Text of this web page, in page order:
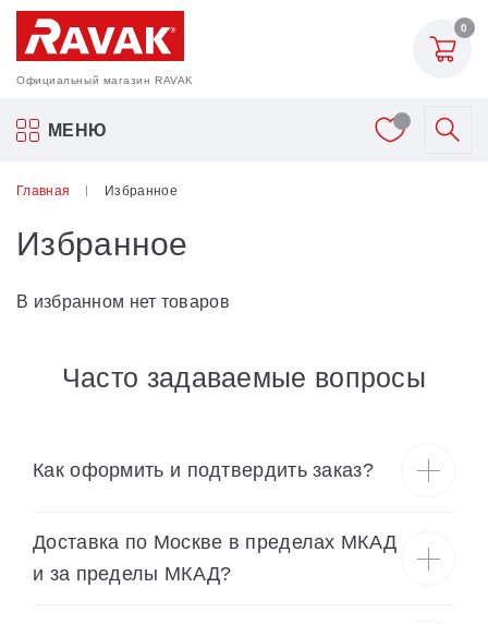
Официальный магазин RAVAK
0
МЕНЮ
Акриловые ванны Ravak
Шторки для ванн
Мебель для ванной
Душевые двери
Поддоны для душа
Главная Избранное
Избранное
В избранном нет товаров
Часто задаваемые вопросы
Как оформить и подтвердить заказ?
Доставка по Москве в пределах МКАД
и за пределы МКАД?